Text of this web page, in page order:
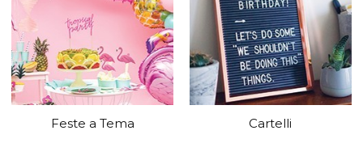
Feste a Tema Cartelli